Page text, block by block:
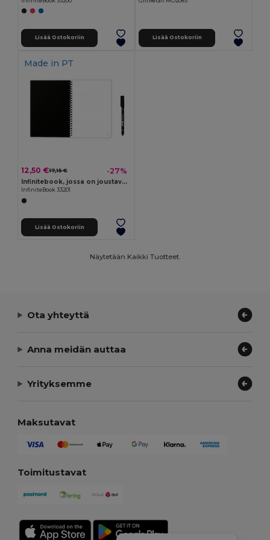
Lisää Ostokoriin Lisää Ostokoriin
Made in PT
12,50 €17,15 € -27%
Infinitebook, jossa on joustava kansi ja 15 viivoitettua taulusivua
InfiniteBook 33201
Lisää Ostokoriin
Näytetään Kaikki Tuotteet.
Ota yhteyttä
Anna meidän auttaa
Yrityksemme
Maksutavat
Toimitustavat